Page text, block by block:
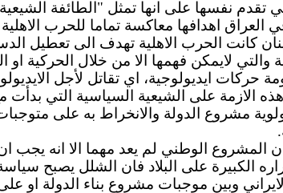
تقدم نفسها على انها تمثل "الطائفة
العراق اهدافها معاكسة تماما للحرب
كانت الحرب الاهلية تهدف الى تعطيل
لايمكن فهمها الا من خلال الحركية او
حركات ايديولوجية، اي تقاتل لأجل
على الشيعية السياسية التي بدأت
مشروع الدولة والانخراط به على
ان المشروع الوطني لم يعد مهما الا انه
الكبيرة على البلاد فان الشلل يصبح
وبين موجبات مشروع بناء الدولة او